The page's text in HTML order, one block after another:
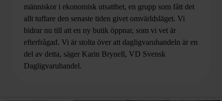
människor i ekonomisk utsatthet, en grupp som fått det
allt tuffare den senaste tiden givet omvärldsläget. Vi
bidrar nu till att en ny butik öppnar, som vi vet är
efterfrågad. Vi är stolta över att dagligvaruhandeln är en
del av detta, säger Karin Brynell, VD Svensk
Dagligvaruhandel.